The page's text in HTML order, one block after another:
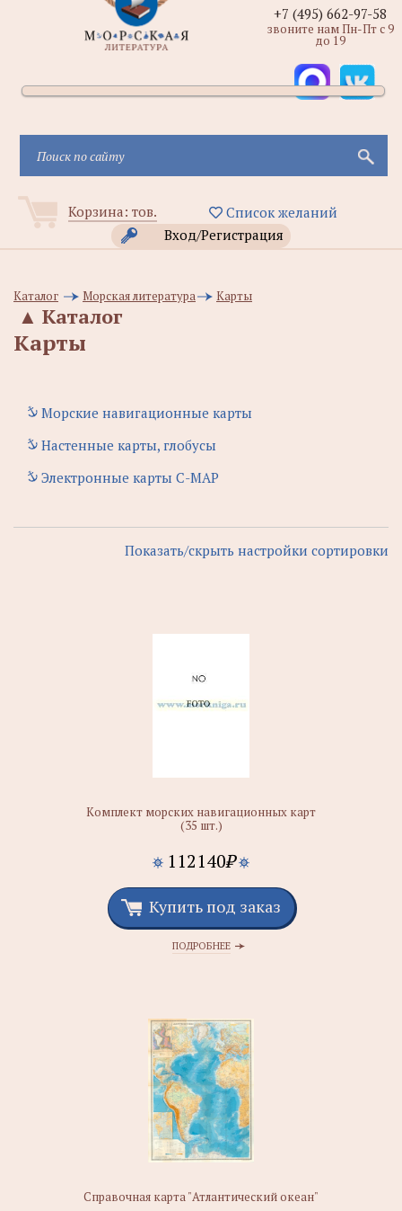
Корзина: тов.
Список желаний
Вход/Регистрация
+7 (495) 662-97-58
звоните нам Пн-Пт с 9
до 19
Каталог Морская литература Карты
Каталог
▲
Карты
Морские навигационные карты
Настенные карты, глобусы
Электронные карты C-MAP
Показать/скрыть настройки сортировки
Комплект морских навигационных карт
(35 шт.)
112140₽
Купить под заказ
ПОДРОБНЕЕ
Справочная картa "Атлантический океан"